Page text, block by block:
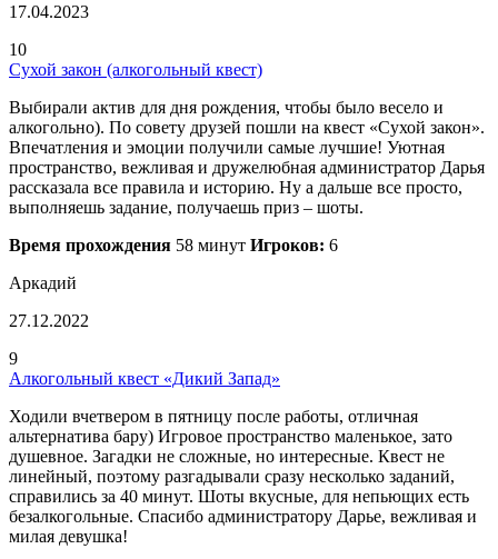
17.04.2023
10
Сухой закон (алкогольный квест)
Выбирали актив для дня рождения, чтобы было весело и
алкогольно). По совету друзей пошли на квест «Сухой закон».
Впечатления и эмоции получили самые лучшие! Уютная
пространство, вежливая и дружелюбная администратор Дарья
рассказала все правила и историю. Ну а дальше все просто,
выполняешь задание, получаешь приз – шоты.
Время прохождения 58 минут Игроков: 6
Аркадий
27.12.2022
9
Алкогольный квест «Дикий Запад»
Ходили вчетвером в пятницу после работы, отличная
альтернатива бару) Игровое пространство маленькое, зато
душевное. Загадки не сложные, но интересные. Квест не
линейный, поэтому разгадывали сразу несколько заданий,
справились за 40 минут. Шоты вкусные, для непьющих есть
безалкогольные. Спасибо администратору Дарье, вежливая и
милая девушка!